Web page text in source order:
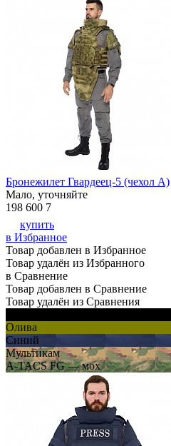
Бронежилет Гвардеец-5 (чехол А)
Мало, уточняйте
198 600 7
купить
в Избранное
Товар добавлен в Избранное
Товар удалён из Избранного
в Сравнение
Товар добавлен в Сравнение
Товар удалён из Сравнения
Олива
Синий
Мультикам
A-TACS FG — мох